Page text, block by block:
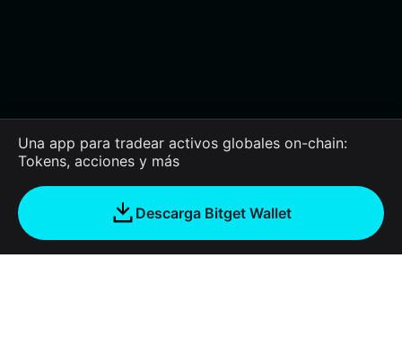
Una app para tradear activos globales on-chain:
Tokens, acciones y más
Descarga Bitget Wallet